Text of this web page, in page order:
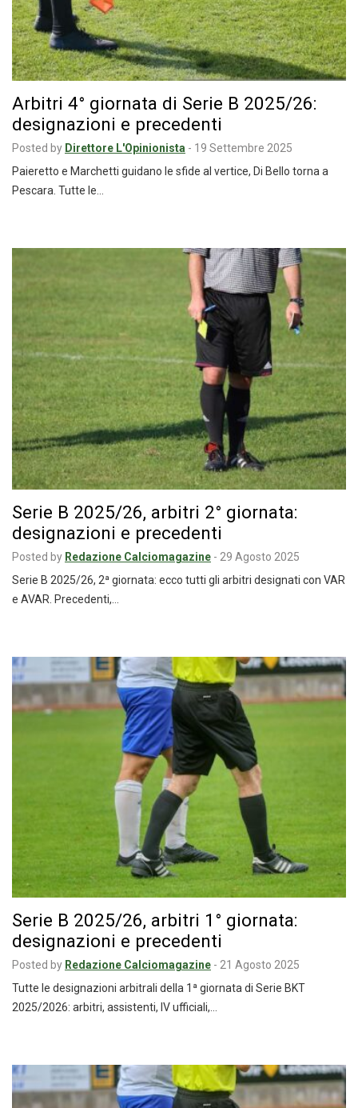
Arbitri 4° giornata di Serie B 2025/26:
designazioni e precedenti
Posted by Direttore L'Opinionista - 19 Settembre 2025
Paieretto e Marchetti guidano le sfide al vertice, Di Bello torna a
Pescara. Tutte le…
Serie B 2025/26, arbitri 2° giornata:
designazioni e precedenti
Posted by Redazione Calciomagazine - 29 Agosto 2025
Serie B 2025/26, 2ª giornata: ecco tutti gli arbitri designati con VAR
e AVAR. Precedenti,…
Serie B 2025/26, arbitri 1° giornata:
designazioni e precedenti
Posted by Redazione Calciomagazine - 21 Agosto 2025
Tutte le designazioni arbitrali della 1ª giornata di Serie BKT
2025/2026: arbitri, assistenti, IV ufficiali,…